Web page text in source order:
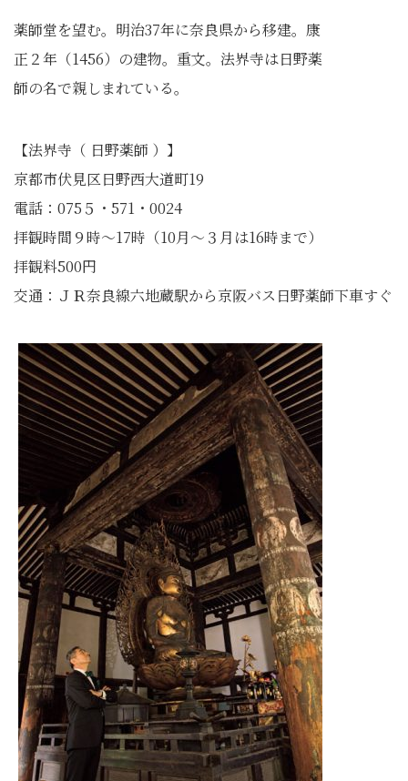
薬師堂を望む。明治37年に奈良県から移建。康
正２年（1456）の建物。重文。法界寺は日野薬
師の名で親しまれている。
【法界寺（ 日野薬師 ）】
京都市伏見区日野西大道町19
電話：075５・571・0024
拝観時間９時～17時（10月～３月は16時まで）
拝観料500円
交通：ＪＲ奈良線六地蔵駅から京阪バス日野薬師下車すぐ